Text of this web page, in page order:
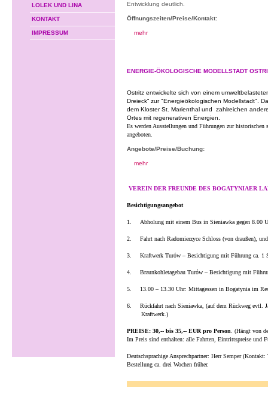
LOLEK UND LINA
KONTAKT
IMPRESSUM
Entwicklung deutlich.
Öffnungszeiten/Preise/Kontakt:
mehr
ENERGIE-ÖKOLOGISCHE MODELLSTADT
Ostritz entwickelte sich von einem
Dreieck“ zur "Energieökologischen Modellstadt".
dem Kloster St. Marienthal und zahlreichen
Ortes mit regenerativen Energien.
Es werden Ausstellungen und Führungen zur historischen
angeboten.
Angebote/Preise/Buchung:
mehr
VEREIN DER FREUNDE DES BOGATYNIAER
Besichtigungsangebot
1. Abholung mit einem Bus in Sieniawka gegen 8.00
2. Fahrt nach Radomierzyce Schloss (von draußen),
3. Kraftwerk Turów – Besichtigung mit Führung ca. 1
4. Braunkohletagebau Turów – Besichtigung mit
5. 13.00 – 13.30 Uhr: Mittagessen in Bogatynia im
6.
Rückfahrt nach Sieniawka, (auf dem Rückweg evtl.
Kraftwerk.)
PREISE: 30,-- bis 35,-- EUR pro Person. (Hängt von
Im Preis sind enthalten: alle Fahrten, Eintrittspreise und
Deutschsprachige Ansprechpartner: Herr Semper
Bestellung ca. drei Wochen früher.